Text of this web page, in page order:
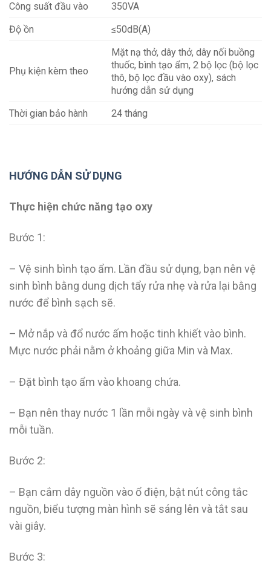
Công suất đầu vào
350VA
Độ ồn
≤50dB(A)
Phụ kiện kèm theo
Mặt nạ thở, dây thở, dây nối buồng
thuốc, bình tạo ẩm, 2 bộ lọc (bộ lọc
thô, bộ lọc đầu vào oxy), sách
hướng dẫn sử dụng
Thời gian bảo hành
24 tháng
HƯỚNG DẪN SỬ DỤNG
Thực hiện chức năng tạo oxy
Bước 1:
– Vệ sinh bình tạo ẩm. Lần đầu sử dụng, bạn nên vệ
sinh bình bằng dung dịch tẩy rửa nhẹ và rửa lại bằng
nước để bình sạch sẽ.
– Mở nắp và đổ nước ấm hoặc tinh khiết vào bình.
Mực nước phải nằm ở khoảng giữa Min và Max.
– Đặt bình tạo ẩm vào khoang chứa.
– Bạn nên thay nước 1 lần mỗi ngày và vệ sinh bình
mỗi tuần.
Bước 2:
– Bạn cắm dây nguồn vào ổ điện, bật nút công tắc
nguồn, biểu tượng màn hình sẽ sáng lên và tắt sau
vài giây.
Bước 3: